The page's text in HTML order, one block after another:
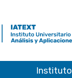
al
inicio
IATEXT
Instituto
texto